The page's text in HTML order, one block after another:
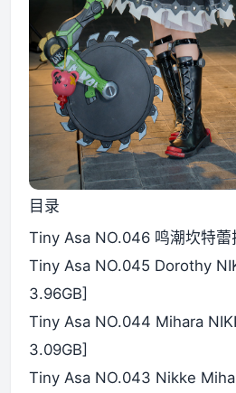
目录
Tiny Asa NO.046 鸣潮坎特蕾
Tiny Asa NO.045 Dorothy
3.96GB]
Tiny Asa NO.044 Mihara
3.09GB]
Tiny Asa NO.043 Nikke